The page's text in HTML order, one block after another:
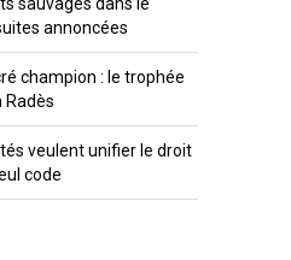
annoncées
champion : le trophée
Radès
veulent unifier le droit
code